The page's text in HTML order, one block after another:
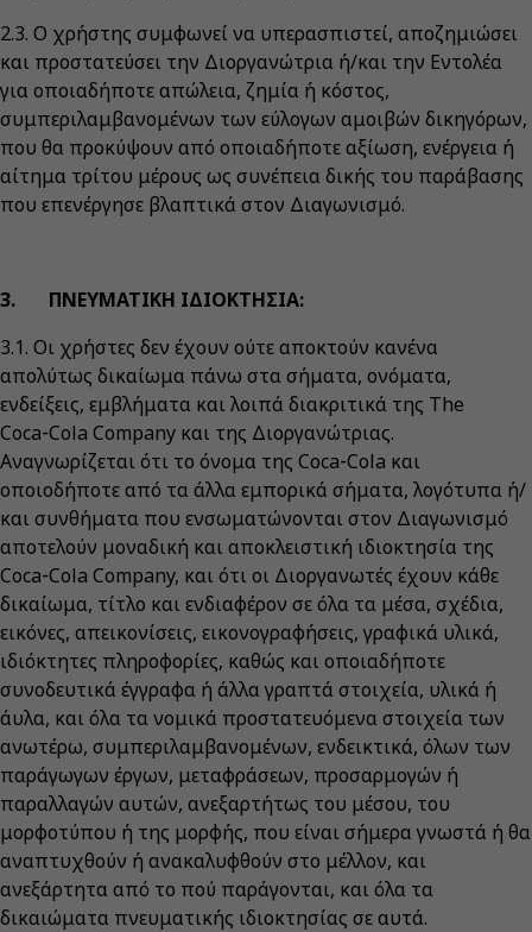
2.3. Ο χρήστης συμφωνεί να υπερασπιστεί, αποζημιώσει
και προστατεύσει την Διοργανώτρια ή/και την Εντολέα
για οποιαδήποτε απώλεια, ζημία ή κόστος,
συμπεριλαμβανομένων των εύλογων αμοιβών δικηγόρων,
που θα προκύψουν από οποιαδήποτε αξίωση, ενέργεια ή
αίτημα τρίτου μέρους ως συνέπεια δικής του παράβασης
που επενέργησε βλαπτικά στον Διαγωνισμό.
3. ΠΝΕΥΜΑΤΙΚΗ ΙΔΙΟΚΤΗΣΙΑ:
3.1. Οι χρήστες δεν έχουν ούτε αποκτούν κανένα
απολύτως δικαίωμα πάνω στα σήματα, ονόματα,
ενδείξεις, εμβλήματα και λοιπά διακριτικά της The
Coca‑Cola Company και της Διοργανώτριας.
Αναγνωρίζεται ότι το όνομα της Coca‑Cola και
οποιοδήποτε από τα άλλα εμπορικά σήματα, λογότυπα ή/
και συνθήματα που ενσωματώνονται στον Διαγωνισμό
αποτελούν μοναδική και αποκλειστική ιδιοκτησία της
Coca‑Cola Company, και ότι οι Διοργανωτές έχουν κάθε
δικαίωμα, τίτλο και ενδιαφέρον σε όλα τα μέσα, σχέδια,
εικόνες, απεικονίσεις, εικονογραφήσεις, γραφικά υλικά,
ιδιόκτητες πληροφορίες, καθώς και οποιαδήποτε
συνοδευτικά έγγραφα ή άλλα γραπτά στοιχεία, υλικά ή
άυλα, και όλα τα νομικά προστατευόμενα στοιχεία των
ανωτέρω, συμπεριλαμβανομένων, ενδεικτικά, όλων των
παράγωγων έργων, μεταφράσεων, προσαρμογών ή
παραλλαγών αυτών, ανεξαρτήτως του μέσου, του
μορφοτύπου ή της μορφής, που είναι σήμερα γνωστά ή θα
αναπτυχθούν ή ανακαλυφθούν στο μέλλον, και
ανεξάρτητα από το πού παράγονται, και όλα τα
δικαιώματα πνευματικής ιδιοκτησίας σε αυτά.